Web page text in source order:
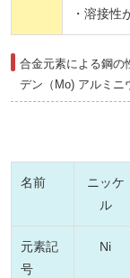
・溶接性
合金元素による鋼の
デン（Mo) アルミニ
名前
ニッケ
ル
元素記
号
Ni